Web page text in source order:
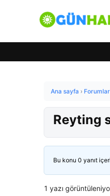
Ana sayfa › Forumlar
Reyting
Bu konu 0 yanıt
1 yazı